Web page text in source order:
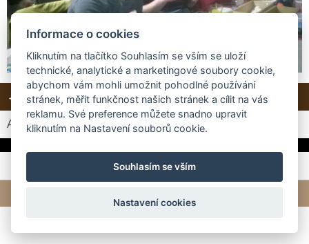
← Předchozí Další → Zpět do složky
Automatické procházení: 3 |4|5| 6|7(čas ve vteřinách)
Informace o cookies
Kliknutím na tlačítko Souhlasím se vším se uloží
technické, analytické a marketingové soubory cookie,
abychom vám mohli umožnit pohodlné používání
stránek, měřit funkčnost našich stránek a cílit na vás
reklamu. Své preference můžete snadno upravit
kliknutím na Nastavení souborů cookie.
Souhlasím se vším
Nastavení cookies